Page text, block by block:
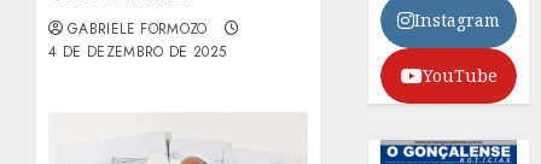
GABRIELE FORMOZO
4 DE DEZEMBRO DE 2025
Instagram
YouTube